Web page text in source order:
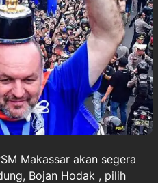
Makassar akan segera
Bojan Hodak , pilih